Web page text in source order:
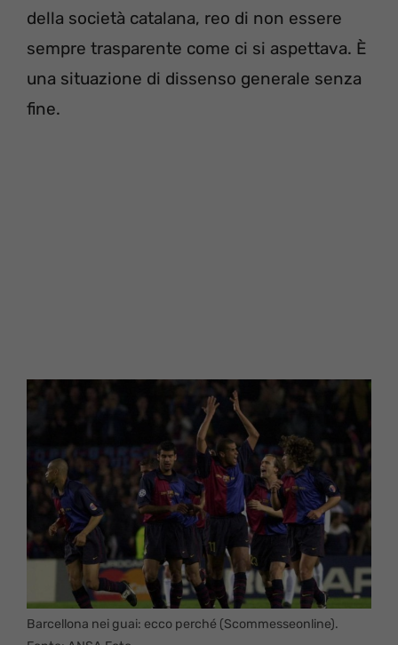
della società catalana, reo di non essere
sempre trasparente come ci si aspettava. È
una situazione di dissenso generale senza
fine.
Barcellona nei guai: ecco perché (Scommesseonline).